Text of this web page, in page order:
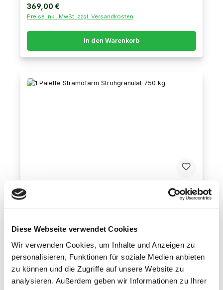
Diese Webseite verwendet Cookies
Wir verwenden Cookies, um Inhalte und Anzeigen zu
personalisieren, Funktionen für soziale Medien anbieten
zu können und die Zugriffe auf unsere Website zu
analysieren. Außerdem geben wir Informationen zu Ihrer
Regulärer Preis:
369,00 €
Preise inkl. MwSt. zzgl. Versandkosten
In den Warenkorb
1 Palette Stramofarm Strohgranulat 750 kg
Preise inkl. MwSt. zzgl. Versandkosten
In den Warenkorb